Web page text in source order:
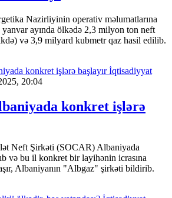
Nazirliyinin operativ məlumatlarına
ayında ölkədə 2,3 milyon ton neft
və 3,9 milyard kubmetr qaz hasil edilib.
İqtisadiyyat
20:04
konkret işlərə
Neft Şirkəti (SOCAR) Albaniyada
və bu il konkret bir layihənin icrasına
Albaniyanın "Albgaz" şirkəti bildirib.